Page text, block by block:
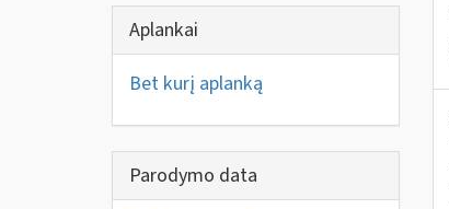
Aplankai
Bet kurį aplanką
Parodymo data